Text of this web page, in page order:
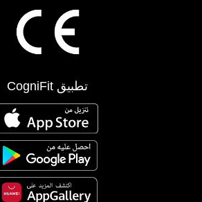
تطبيق CogniFit